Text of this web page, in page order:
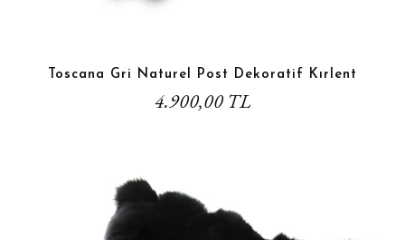
Toscana Gri Naturel Post Dekoratif Kırlent
4.900,00 TL